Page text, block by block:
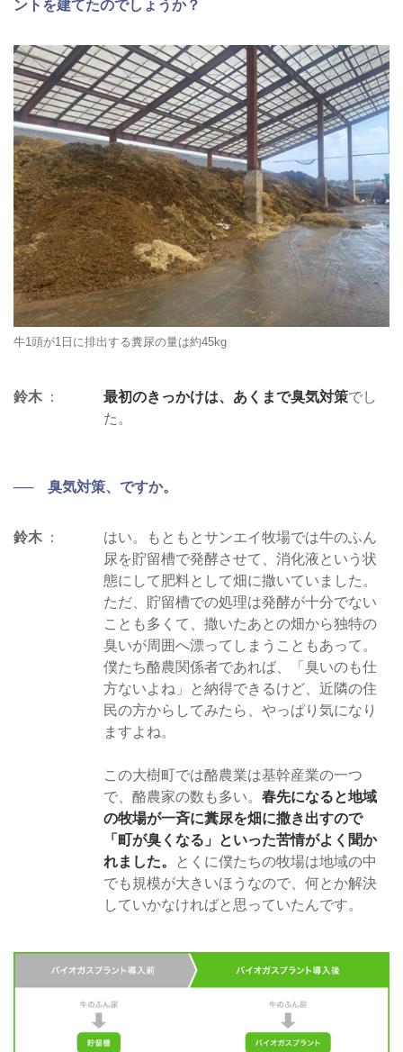
ントを建てたのでしょうか？
牛1頭が1日に排出する糞尿の量は約45kg
鈴木 最初のきっかけは、あくまで臭気対策でし
た。
── 臭気対策、ですか。
鈴木
はい。もともとサンエイ牧場では牛のふん
尿を貯留槽で発酵させて、消化液という状
態にして肥料として畑に撒いていました。
ただ、貯留槽での処理は発酵が十分でない
ことも多くて、撒いたあとの畑から独特の
臭いが周囲へ漂ってしまうこともあって。
僕たち酪農関係者であれば、「臭いのも仕
方ないよね」と納得できるけど、近隣の住
民の方からしてみたら、やっぱり気になり
ますよね。
この大樹町では酪農業は基幹産業の一つ
で、酪農家の数も多い。春先になると地域
の牧場が一斉に糞尿を畑に撒き出すので
「町が臭くなる」といった苦情がよく聞か
れました。
とくに僕たちの牧場は地域の中
でも規模が大きいほうなので、何とか解決
していかなければと思っていたんです。